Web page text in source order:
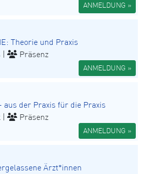
ANMELDUNG »
Theorie und Praxis
Präsenz
ANMELDUNG »
aus der Praxis für die Praxis
Präsenz
ANMELDUNG »
Ärzt*innen